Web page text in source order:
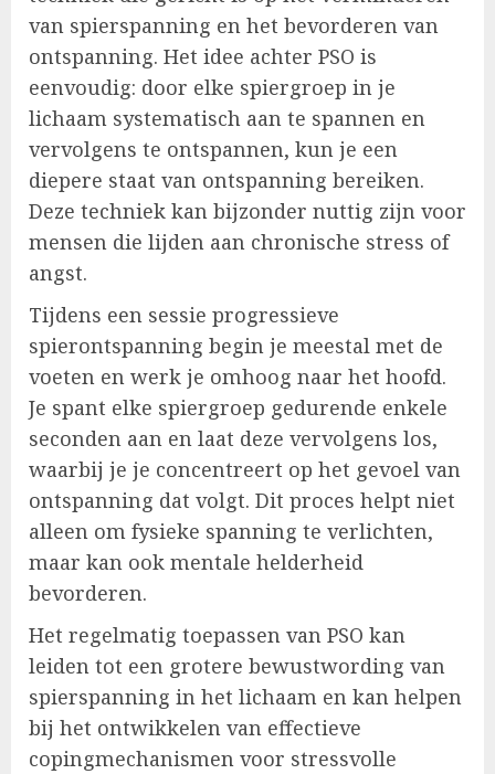
van spierspanning en het bevorderen van
ontspanning. Het idee achter PSO is
eenvoudig: door elke spiergroep in je
lichaam systematisch aan te spannen en
vervolgens te ontspannen, kun je een
diepere staat van ontspanning bereiken.
Deze techniek kan bijzonder nuttig zijn voor
mensen die lijden aan chronische stress of
angst.
Tijdens een sessie progressieve
spierontspanning begin je meestal met de
voeten en werk je omhoog naar het hoofd.
Je spant elke spiergroep gedurende enkele
seconden aan en laat deze vervolgens los,
waarbij je je concentreert op het gevoel van
ontspanning dat volgt. Dit proces helpt niet
alleen om fysieke spanning te verlichten,
maar kan ook mentale helderheid
bevorderen.
Het regelmatig toepassen van PSO kan
leiden tot een grotere bewustwording van
spierspanning in het lichaam en kan helpen
bij het ontwikkelen van effectieve
copingmechanismen voor stressvolle